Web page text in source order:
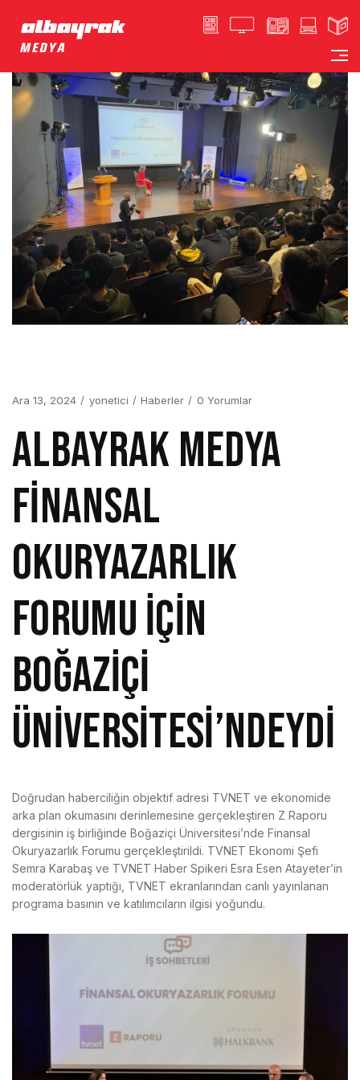
Ara 13, 2024 yonetici Haberler 0 Yorumlar
ALBAYRAK MEDYA
FİNANSAL
OKURYAZARLIK
FORUMU İÇİN
BOĞAZİÇİ
ÜNİVERSİTESİ’NDEYDİ
Doğrudan haberciliğin objektif adresi TVNET ve ekonomide
arka plan okumasını derinlemesine gerçekleştiren Z Raporu
dergisinin iş birliğinde Boğaziçi Üniversitesi’nde Finansal
Okuryazarlık Forumu gerçekleştirildi. TVNET Ekonomi Şefi
Semra Karabaş ve TVNET Haber Spikeri Esra Esen Atayeter’in
moderatörlük yaptığı, TVNET ekranlarından canlı yayınlanan
programa basının ve katılımcıların ilgisi yoğundu.